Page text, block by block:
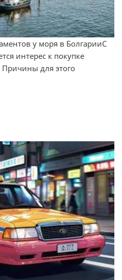
у моря в БолгарииС
интерес к покупке
Причины для этого